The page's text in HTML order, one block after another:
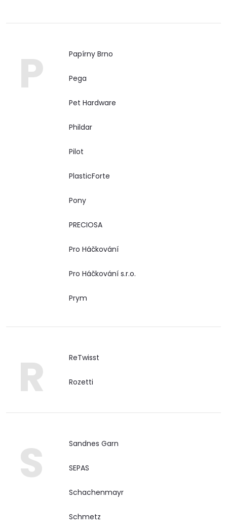
P Papírny Brno
Pega
Pet Hardware
Phildar
Pilot
PlasticForte
Pony
PRECIOSA
Pro Háčkování
Pro Háčkování s.r.o.
Prym
R ReTwisst
Rozetti
S Sandnes Garn
SEPAS
Schachenmayr
Schmetz